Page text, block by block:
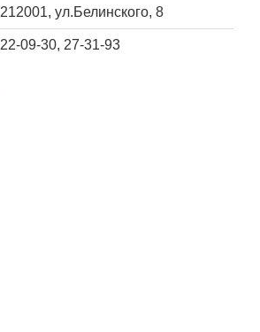
212001, ул.Белинского, 8
22-09-30, 27-31-93